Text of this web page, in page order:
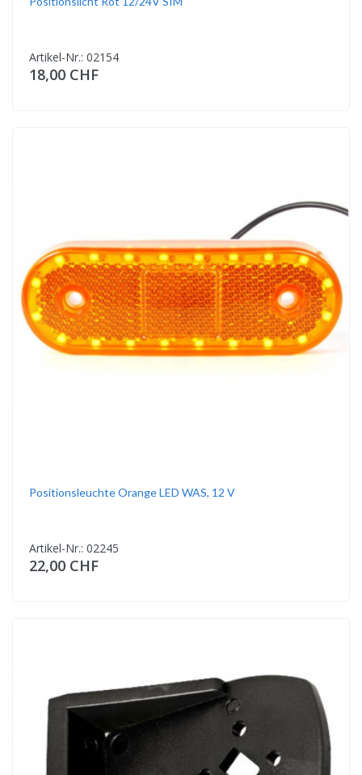
Artikel-Nr.: 02154
18,00 CHF
Positionsleuchte Orange LED WAS, 12 V
Artikel-Nr.: 02245
22,00 CHF